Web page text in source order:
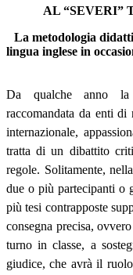
AL “SEVERI”
La metodologia
lingua inglese in
Da qualche anno la
raccomandata da enti
internazionale,
tratta di un dibattito
regole. Solitamente,
due o più partecipanti o
più tesi contrapposte
consegna precisa,
turno in classe, a
giudice, che avrà il